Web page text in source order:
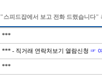
"스피드잡에서 보고 전화 드렸습니다"
***
*** - 직거래 연락처보기 열람신청 ☞
***